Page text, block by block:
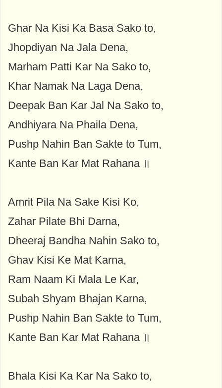
Ghar Na Kisi Ka Basa Sako to,
Jhopdiyan Na Jala Dena,
Marham Patti Kar Na Sako to,
Khar Namak Na Laga Dena,
Deepak Ban Kar Jal Na Sako to,
Andhiyara Na Phaila Dena,
Pushp Nahin Ban Sakte to Tum,
Kante Ban Kar Mat Rahana ॥
Amrit Pila Na Sake Kisi Ko,
Zahar Pilate Bhi Darna,
Dheeraj Bandha Nahin Sako to,
Ghav Kisi Ke Mat Karna,
Ram Naam Ki Mala Le Kar,
Subah Shyam Bhajan Karna,
Pushp Nahin Ban Sakte to Tum,
Kante Ban Kar Mat Rahana ॥
Bhala Kisi Ka Kar Na Sako to,